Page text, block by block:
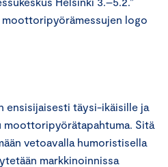
moottoripyörämessujen logo
ensisijaisesti täysi-ikäisille ja
Sitä
vetoavalla humoristisella
markkinoinnissa